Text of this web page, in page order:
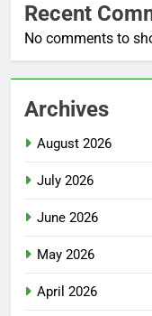
Recent
No comments to
Archives
August 2026
July 2026
June 2026
May 2026
April 2026